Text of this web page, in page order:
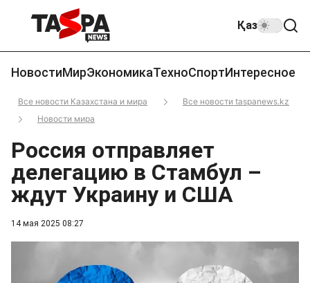
Қаз
НовостиМирЭкономикаТехноСпортИнтересное
Все новости Казахстана и мира
Все новости taspanews.kz
Новости мира
14 мая 2025 08:27
Россия отправляет
делегацию в Стамбул –
ждут Украину и США